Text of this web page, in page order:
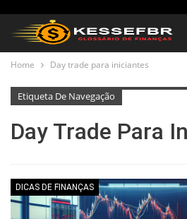
Home Day trade para iniciantes
Etiqueta De Navegação
Day Trade Para
DICAS DE FINANÇAS